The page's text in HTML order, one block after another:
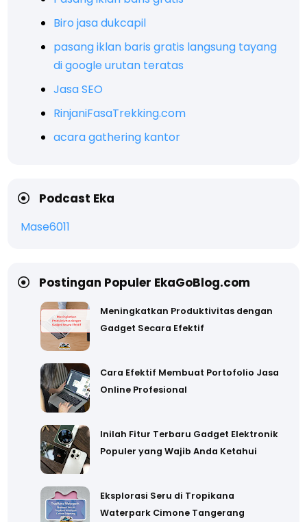
Biro jasa dukcapil
pasang iklan baris gratis langsung tayang
di google urutan teratas
Jasa SEO
RinjaniFasaTrekking.com
acara gathering kantor
Podcast Eka
Mase6011
Postingan Populer EkaGoBlog.com
Meningkatkan Produktivitas dengan
Gadget Secara Efektif
Cara Efektif Membuat Portofolio Jasa
Online Profesional
Inilah Fitur Terbaru Gadget Elektronik
Populer yang Wajib Anda Ketahui
Eksplorasi Seru di Tropikana
Waterpark Cimone Tangerang